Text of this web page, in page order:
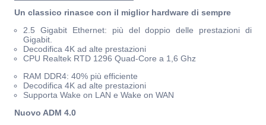
Un classico rinasce con il miglior hardware di sempre
2.5 Gigabit Ethernet: più del doppio delle prestazioni di
Gigabit.
Decodifica 4K ad alte prestazioni
CPU Realtek RTD 1296 Quad-Core a 1,6 Ghz
RAM DDR4: 40% più efficiente
Decodifica 4K ad alte prestazioni
Supporta Wake on LAN e Wake on WAN
Nuovo ADM 4.0